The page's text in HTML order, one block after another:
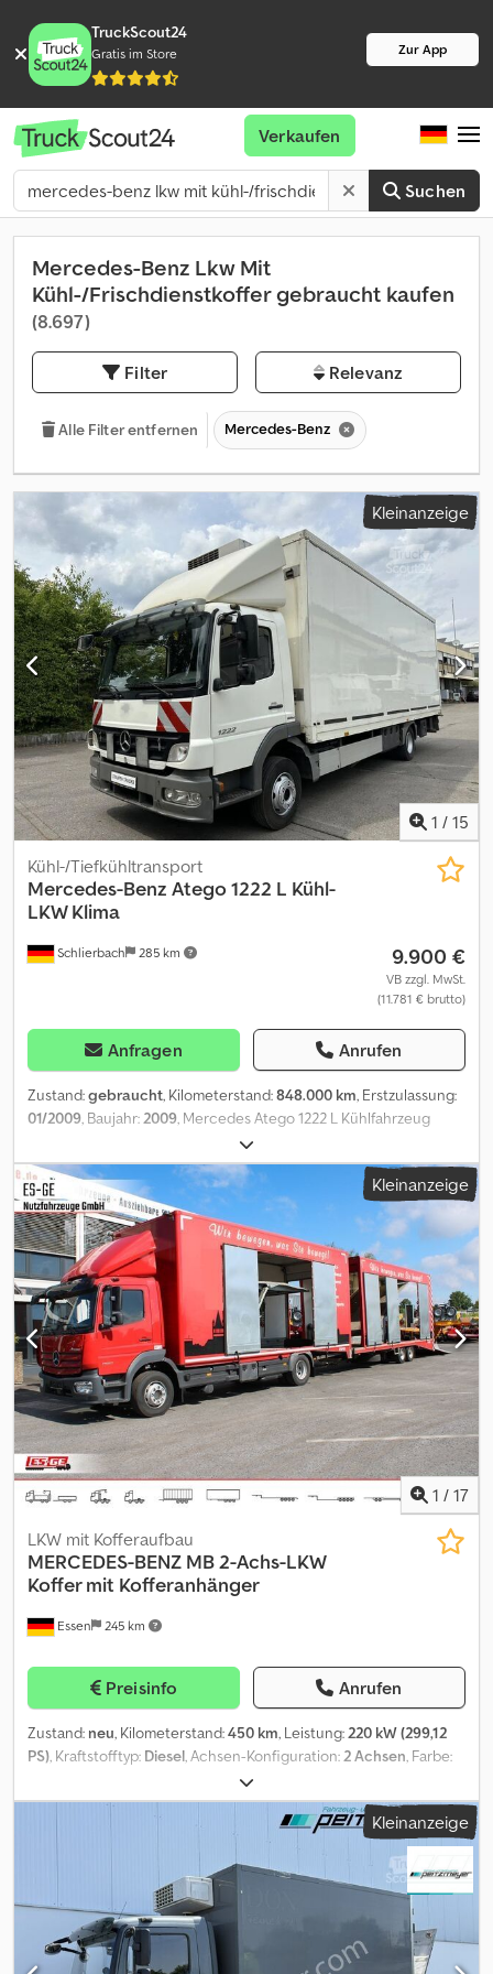
TruckScout24
Gratis im Store Zur App
Suchen
Verkaufen
Mercedes-Benz Lkw Mit
Kühl-/Frischdienstkoffer gebraucht kaufen
(8.697)
Filter Relevanz
Alle Filter entfernen Mercedes-Benz
Kleinanzeige
1 / 15
Schlierbach 285 km
Kühl-/Tiefkühltransport
Mercedes-Benz Atego 1222 L Kühl-
LKW Klima
9.900 €
VB zzgl. MwSt.
(11.781 € brutto)
Anfragen Anrufen
Zustand:gebraucht, Kilometerstand:848.000 km, Erstzulassung:
01/2009, Baujahr:2009, Mercedes Atego 1222 L Kühlfahrzeug
Frischdienst • Abgasnorm: EURO 4 • Klimaanlage • Motorbremse •
Tempomat • Automatikgetriebe • Differentialsperre • ASR-
abschaltbar • Anfahrhilfe • Blatt-/ Luftfederung •
Scheibenbremsen • Fahrersitz luftgefedert • ZV • el. FH und
Spiegel • CD-Radio • Dachluke • Staukasten • Radstand: 4.800 mm •
GG. : 11.990 kg • Leergewicht: 7.100 kg • Nutzlast: 4.890 kg! •
Bereifung: 245/70 R17.5 auf Stahlfelgen Dcedpfx Apewmpf Ascsk •
Aufbaumaße: 7.200 x 2.460 x 2.20 m (LxBxH) Aufbau: • Thermo King
V400 Max Kühlmaschine • TEHA Ladebordwand 1.500 kg; stehend •
mehrere ALU-Zurrleisten / Lochschienen seitlich •
Kunstoffboden ! Beschädigung am Koffer in Fahrtrichtung rechts
oben (siehe Bilder) !! - HU / TÜV: Sept. 2023 ; auf Wunsch und gg.
Aufpreis: neu! -1. Hand! - deutsches Fahrzeug! Irrtümer und
Zwischenverkauf vorbehaltlich!
Kleinanzeige
1 / 17
Essen 245 km
LKW mit Kofferaufbau
MERCEDES-BENZ MB 2-Achs-LKW
Koffer mit Kofferanhänger
Preisinfo Anrufen
Zustand: neu, Kilometerstand:450 km, Leistung: 220 kW (299,12
PS) , Kraftstofftyp: Diesel , Achsen-Konfiguration: 2 Achsen , Farbe:
, Emissionsklasse:
2025, Ausstattung:ABS, Unseren kompletten Fahrzeugbestand
mit sofort und kurzfristig verfügbaren Fahrzeugen finden Sie auf
unserer Website Auszug aus der Ausstattung. Komplette
Ausstattung auf Anfrage. * Motorwagen mit Campana Safe 2020-
Aufbau und passendem und Campana Safe-Durchladeanhänger
(Aufbauten Baujahr 2019) * Stahlkonstruktionen in komplett
verzinkter Ausführung, zum verdeckten Transport von jeweils 2
PKW, 2 SUV oder einem Transporter-Kastenwagen * Stapelbühne
Kleinanzeige